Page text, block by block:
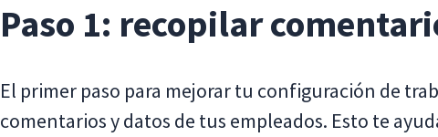
Paso 1: recopilar
El primer paso para mejorar tu configuración de
comentarios y datos de tus empleados. Esto te